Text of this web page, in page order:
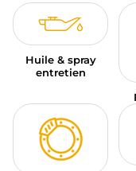
BONS
Huile & spray
entretien